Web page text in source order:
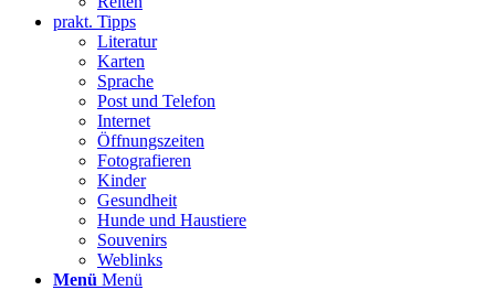
prakt. Tipps
Literatur
Karten
Sprache
Post und Telefon
Internet
Öffnungszeiten
Fotografieren
Kinder
Gesundheit
Hunde und Haustiere
Souvenirs
Weblinks
Menü Menü